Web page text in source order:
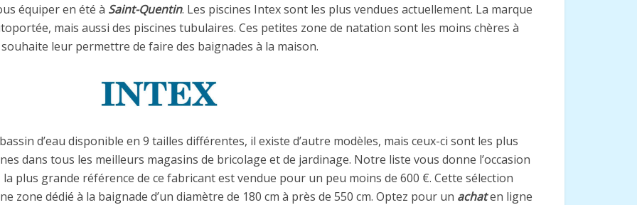
équiper en été à Saint-Quentin. Les piscines Intex sont les plus vendues actuellement. La marque
mais aussi des piscines tubulaires. Ces petites zone de natation sont les moins chères à
leur permettre de faire des baignades à la maison.
d’eau disponible en 9 tailles différentes, il existe d’autre modèles, mais ceux-ci sont les plus
dans tous les meilleurs magasins de bricolage et de jardinage. Notre liste vous donne l’occasion
plus grande référence de ce fabricant est vendue pour un peu moins de 600 €. Cette sélection
zone dédié à la baignade d’un diamètre de 180 cm à près de 550 cm. Optez pour un achaten ligne